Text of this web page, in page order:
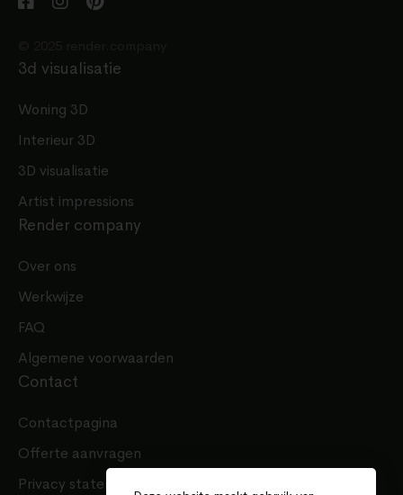
3d visualisatie
Woning 3D
Interieur 3D
3D visualisatie
Artist impressions
Render company
Over ons
Werkwijze
FAQ
Algemene voorwaarden
Contact
Contactpagina
Offerte aanvragen
Privacy statement